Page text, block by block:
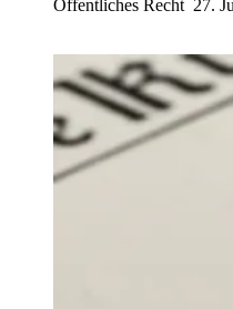
Öffentliches Recht 27.